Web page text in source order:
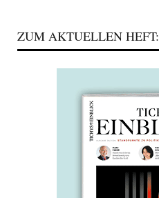
ZUM AKTUELLEN HEFT: